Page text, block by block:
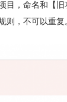
目，命名和【
则，不可以重复